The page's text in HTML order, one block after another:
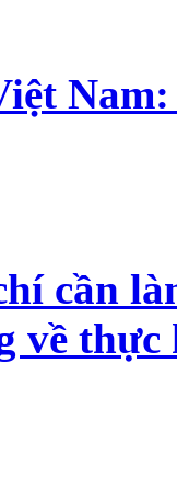
cần
về